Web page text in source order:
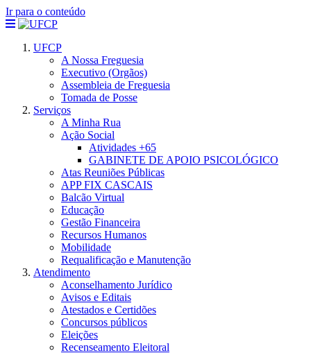
Ir para o conteúdo
UFCP
A Nossa Freguesia
Executivo (Orgãos)
Assembleia de Freguesia
Tomada de Posse
Serviços
A Minha Rua
Ação Social
Atividades +65
GABINETE DE APOIO PSICOLÓGICO
Atas Reuniões Públicas
APP FIX CASCAIS
Balcão Virtual
Educação
Gestão Financeira
Recursos Humanos
Mobilidade
Requalificação e Manutenção
Atendimento
Aconselhamento Jurídico
Avisos e Editais
Atestados e Certidões
Concursos públicos
Eleições
Recenseamento Eleitoral